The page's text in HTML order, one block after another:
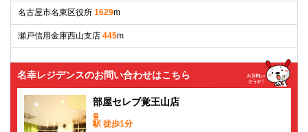
名古屋市名東区役所 1629m
瀬戸信用金庫西山支店 445m
名幸レジデンスのお問い合わせはこちら
部屋セレブ覚王山店
駅 徒歩1分